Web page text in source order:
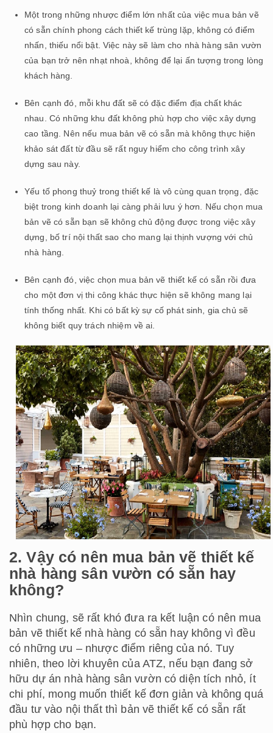
Một trong những nhược điểm lớn nhất của việc mua bản vẽ
có sẵn chính phong cách thiết kế trùng lặp, không có điểm
nhấn, thiếu nổi bật. Việc này sẽ làm cho nhà hàng sân vườn
của bạn trở nên nhạt nhoà, không để lại ấn tượng trong lòng
khách hàng.
Bên cạnh đó, mỗi khu đất sẽ có đặc điểm địa chất khác
nhau. Có những khu đất không phù hợp cho việc xây dựng
cao tầng. Nên nếu mua bản vẽ có sẵn mà không thực hiện
khảo sát đất từ đầu sẽ rất nguy hiểm cho công trình xây
dựng sau này.
Yếu tố phong thuỷ trong thiết kế là vô cùng quan trọng, đặc
biệt trong kinh doanh lại càng phải lưu ý hơn. Nếu chọn mua
bản vẽ có sẵn bạn sẽ không chủ động được trong việc xây
dựng, bố trí nội thất sao cho mang lại thịnh vượng với chủ
nhà hàng.
Bên cạnh đó, việc chọn mua bản vẽ thiết kế có sẵn rồi đưa
cho một đơn vị thi công khác thực hiện sẽ không mang lại
tính thống nhất. Khi có bất kỳ sự cố phát sinh, gia chủ sẽ
không biết quy trách nhiệm về ai.
2. Vậy có nên mua bản vẽ thiết kế
nhà hàng sân vườn có sẵn hay
không?
Nhìn chung, sẽ rất khó đưa ra kết luận có nên mua
bản vẽ thiết kế nhà hàng có sẵn hay không vì đều
có những ưu – nhược điểm riêng của nó. Tuy
nhiên, theo lời khuyên của ATZ, nếu bạn đang sở
hữu dự án nhà hàng sân vườn có diện tích nhỏ, ít
chi phí, mong muốn thiết kế đơn giản và không quá
đầu tư vào nội thất thì bản vẽ thiết kế có sẵn rất
phù hợp cho bạn.